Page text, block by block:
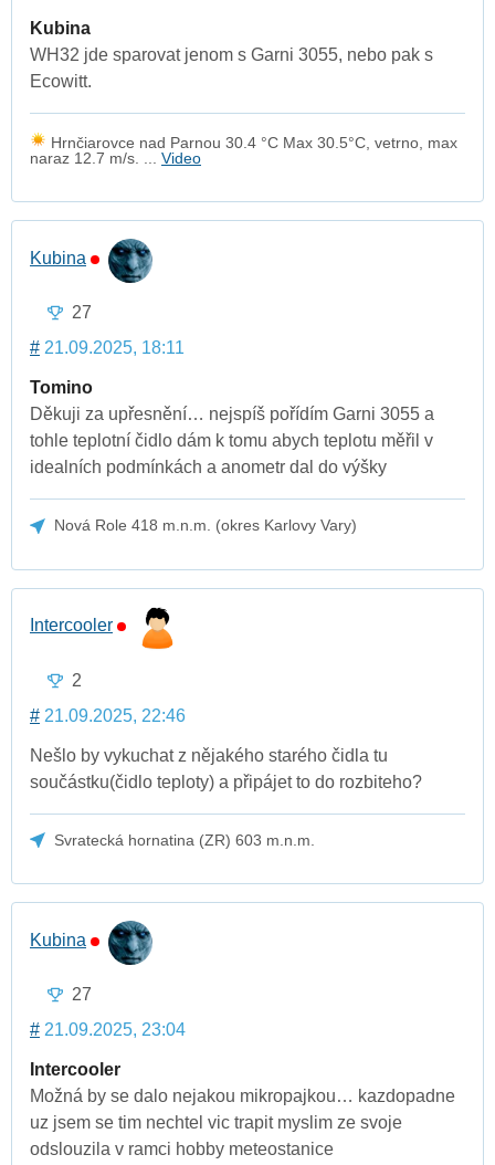
Kubina
WH32 jde sparovat jenom s Garni 3055, nebo pak s
Ecowitt.
Hrnčiarovce nad Parnou 30.4 °C Max 30.5°C, vetrno, max
naraz 12.7 m/s. ... Video
Kubina
27
# 21.09.2025, 18:11
Tomino
Děkuji za upřesnění… nejspíš pořídím Garni 3055 a
tohle teplotní čidlo dám k tomu abych teplotu měřil v
idealních podmínkách a anometr dal do výšky
Nová Role 418 m.n.m. (okres Karlovy Vary)
Intercooler
2
# 21.09.2025, 22:46
Nešlo by vykuchat z nějakého starého čidla tu
součástku(čidlo teploty) a připájet to do rozbiteho?
Svratecká hornatina (ZR) 603 m.n.m.
Kubina
27
# 21.09.2025, 23:04
Intercooler
Možná by se dalo nejakou mikropajkou… kazdopadne
uz jsem se tim nechtel vic trapit myslim ze svoje
odslouzila v ramci hobby meteostanice